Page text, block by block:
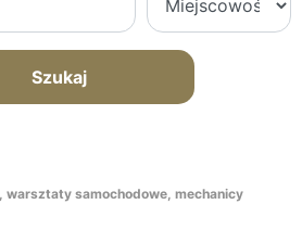
Szukaj
warsztaty samochodowe, mechanicy